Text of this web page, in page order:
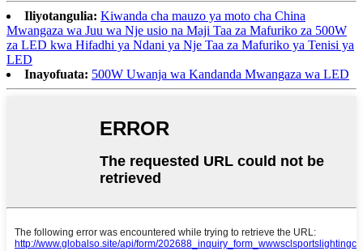
Iliyotangulia: Kiwanda cha mauzo ya moto cha China
Mwangaza wa Juu wa Nje usio na Maji Taa za Mafuriko za 500W
za LED kwa Hifadhi ya Ndani ya Nje Taa za Mafuriko ya Tenisi ya
LED
Inayofuata: 500W Uwanja wa Kandanda Mwangaza wa LED